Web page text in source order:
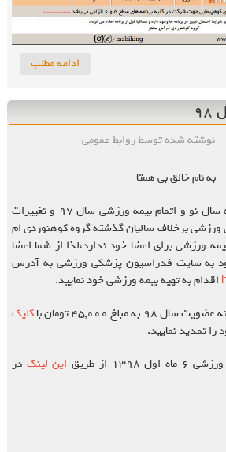
ادامه مطلب
نوشته شده توسط روابط عمومی
به نام خالق بی همتا
با توجه به نزدیک شدن به سال نو و اتمام بیمه ورزشی سال ۹۷ و تغییرات
برخلاف سالیان گذشته گروه کوهنوردی ام
ورزشی برای اعضا خود ندارد،‌لذا از شما اعضا
به سایت فدراسیون پزشکی ورزشی به آدرس
اقدام به تهیه بیمه ورزشی خود نمایید.
مبلغ ۴۵,۰۰۰ تومان با
کلیک
تمدید نمایید.
از طریق
این لینکدر